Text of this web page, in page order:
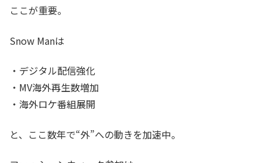
ここが重要。
Snow Manは
・デジタル配信強化
・MV海外再生数増加
・海外ロケ番組展開
と、ここ数年で“外”への動きを加速中。